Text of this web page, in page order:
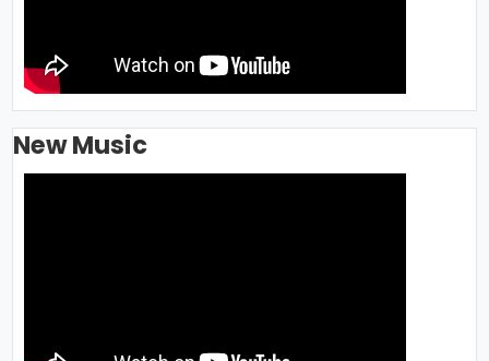
New Music